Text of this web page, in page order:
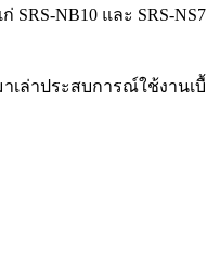
SRS-NB10 และ
าเล่าประสบการณ์ใช้งาน